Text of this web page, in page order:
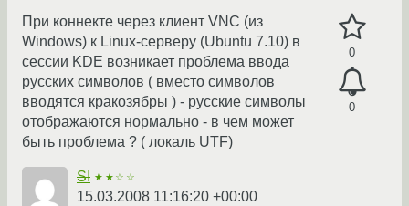
0
0
При коннекте через клиент VNC (из
Windows) к Linux-серверу (Ubuntu 7.10) в
сессии KDE возникает проблема ввода
русских символов ( вместо символов
вводятся кракозябры ) - русские символы
отображаются нормально - в чем может
быть проблема ? ( локаль UTF)
SI ★★☆☆
15.03.2008 11:16:20 +00:00